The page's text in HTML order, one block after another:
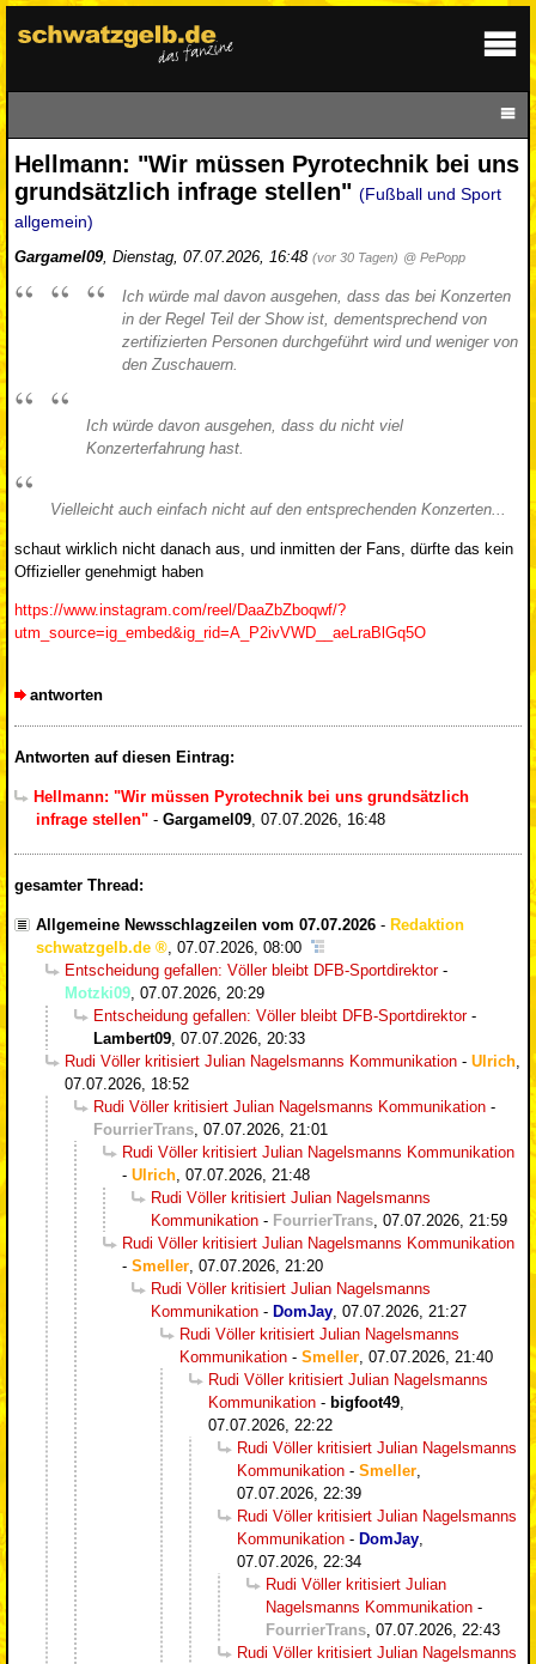
Hellmann: "Wir müssen Pyrotechnik bei uns
grundsätzlich infrage stellen" (Fußball und Sport
allgemein)
Gargamel09, Dienstag, 07.07.2026, 16:48 (vor 30 Tagen) @ PePopp
Ich würde mal davon ausgehen, dass das bei Konzerten
in der Regel Teil der Show ist, dementsprechend von
zertifizierten Personen durchgeführt wird und weniger von
den Zuschauern.
Ich würde davon ausgehen, dass du nicht viel
Konzerterfahrung hast.
Vielleicht auch einfach nicht auf den entsprechenden Konzerten...
schaut wirklich nicht danach aus, und inmitten der Fans, dürfte das kein
Offizieller genehmigt haben
https://www.instagram.com/reel/DaaZbZboqwf/?
utm_source=ig_embed&ig_rid=A_P2ivVWD__aeLraBlGq5O
antworten
Antworten auf diesen Eintrag:
Hellmann: "Wir müssen Pyrotechnik bei uns grundsätzlich
infrage stellen" - Gargamel09 07.07.2026, 16:48
gesamter Thread:
Allgemeine Newsschlagzeilen vom 07.07.2026 - Redaktion
schwatzgelb.de
, 07.07.2026, 08:00
Entscheidung gefallen: Völler bleibt DFB-Sportdirektor-
Motzki09, 07.07.2026, 20:29
Entscheidung gefallen: Völler bleibt DFB-Sportdirektor-
Lambert09, 07.07.2026, 20:33
Rudi Völler kritisiert Julian Nagelsmanns Kommunikation - Ulrich,
07.07.2026, 18:52
Rudi Völler kritisiert Julian Nagelsmanns Kommunikation -
FourrierTrans, 07.07.2026, 21:01
Rudi Völler kritisiert Julian Nagelsmanns Kommunikation
- Ulrich, 07.07.2026, 21:48
Rudi Völler kritisiert Julian Nagelsmanns
Kommunikation - FourrierTrans, 07.07.2026, 21:59
Rudi Völler kritisiert Julian Nagelsmanns Kommunikation
- Smeller, 07.07.2026, 21:20
Rudi Völler kritisiert Julian Nagelsmanns
Kommunikation - DomJay, 07.07.2026, 21:27
Rudi Völler kritisiert Julian Nagelsmanns
Kommunikation - Smeller, 07.07.2026, 21:40
Rudi Völler kritisiert Julian Nagelsmanns
Kommunikation - bigfoot49,
07.07.2026, 22:22
Rudi Völler kritisiert Julian Nagelsmanns
Kommunikation - Smeller,
07.07.2026, 22:39
Rudi Völler kritisiert Julian Nagelsmanns
Kommunikation - DomJay,
07.07.2026, 22:34
Rudi Völler kritisiert Julian
Nagelsmanns Kommunikation -
FourrierTrans, 07.07.2026, 22:43
Rudi Völler kritisiert Julian Nagelsmanns